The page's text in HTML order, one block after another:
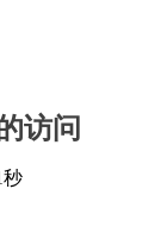
访问
秒